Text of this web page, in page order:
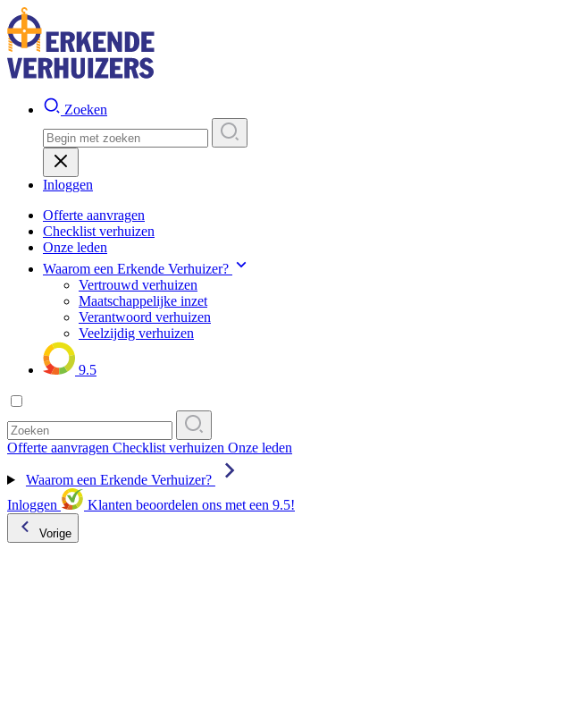
Zoeken
Inloggen
Offerte aanvragen
Checklist verhuizen
Onze leden
Waarom een Erkende Verhuizer?
Vertrouwd verhuizen
Maatschappelijke inzet
Verantwoord verhuizen
Veelzijdig verhuizen
9.5
Offerte aanvragen Checklist verhuizen Onze leden
Waarom een Erkende Verhuizer?
Inloggen
Klanten beoordelen ons met een 9.5!
Vorige